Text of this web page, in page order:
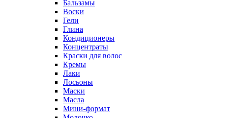
Бальзамы
Воски
Гели
Глина
Кондиционеры
Концентраты
Краски для волос
Кремы
Лаки
Лосьоны
Маски
Масла
Мини-формат